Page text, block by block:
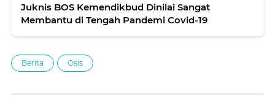
Juknis BOS Kemendikbud Dinilai Sangat
Membantu di Tengah Pandemi Covid-19
Berita Osis